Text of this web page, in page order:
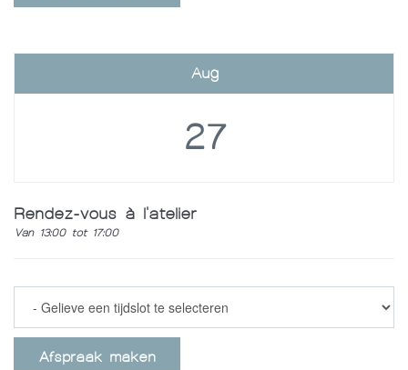
Aug
27
Rendez-vous à l'atelier
Van 13:00 tot 17:00
Afspraak maken